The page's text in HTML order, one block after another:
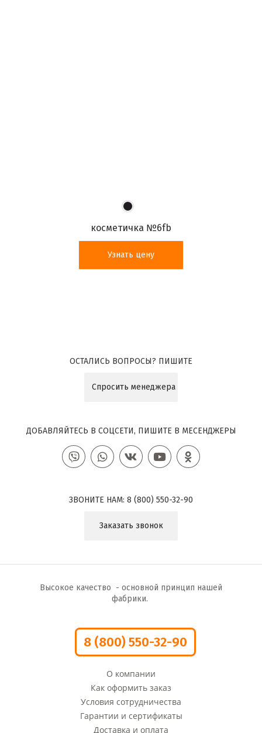
косметичка №6fb
Узнать цену
ОСТАЛИСЬ ВОПРОСЫ? ПИШИТЕ
Спросить менеджера
ДОБАВЛЯЙТЕСЬ В СОЦСЕТИ, ПИШИТЕ В МЕСЕНДЖЕРЫ
ЗВОНИТЕ НАМ: 8 (800) 550-32-90
Заказать звонок
Высокое качество - основной принцип нашей
фабрики.
8 (800) 550-32-90
О компании
Как оформить заказ
Условия сотрудничества
Гарантии и сертификаты
Доставка и оплата